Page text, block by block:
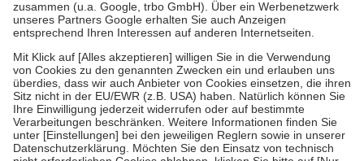
Verordnung.
Um das Engagement der Versicherten für ihre eigene Gesundheit zu
stärken und die besondere Stellung der Familie zu unterstützen,
fallenkeine Zuzahlungenan bei:
• Kindern und Jugendlichen bis zum vollendeten 18. Lebensjahr
mit Ausnahme der Fahrkosten
• Untersuchungen zur Vorsorge und Früherkennung, die von der
GKV getragen werden
• empfohlenen Schutzimpfungen